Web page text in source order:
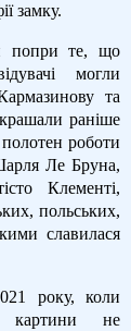
замку.
попри те, що
могли
та
раніше
полотен роботи
Ле Бруна,
Клементі,
польських,
славилася
року, коли
картини не